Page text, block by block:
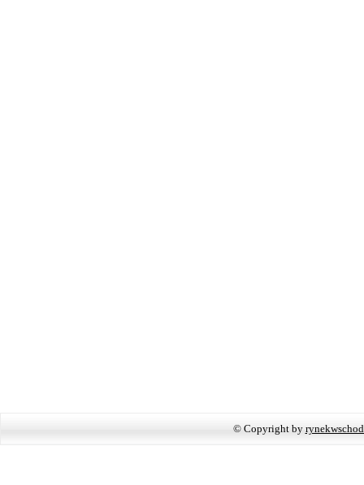
© Copyright by